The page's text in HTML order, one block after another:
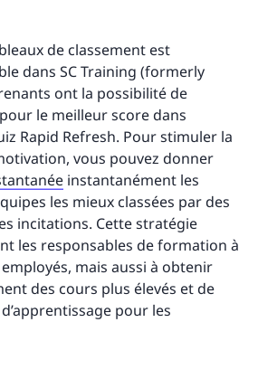
de classement est
dans SC Training (formerly
ont la possibilité de
le meilleur score dans
Rapid Refresh. Pour stimuler la
vous pouvez donner
instantanément les
les mieux classées par des
incitations. Cette stratégie
les responsables de formation à
mais aussi à obtenir
des cours plus élevés et de
pour les